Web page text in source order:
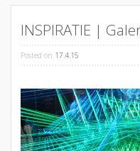
INSPIRATIE |
Posted on 17.4.15